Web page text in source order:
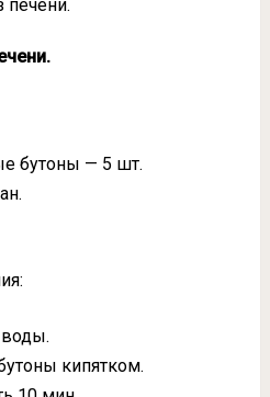
печени.
бутоны — 5 шт.
воды.
кипятком.